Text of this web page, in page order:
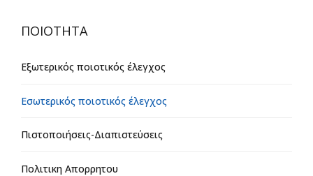
ΠΟΙΟΤΗΤΑ
Εξωτερικός ποιοτικός έλεγχος
Εσωτερικός ποιοτικός έλεγχος
Πιστοποιήσεις-Διαπιστεύσεις
Πολιτικη Απορρητου